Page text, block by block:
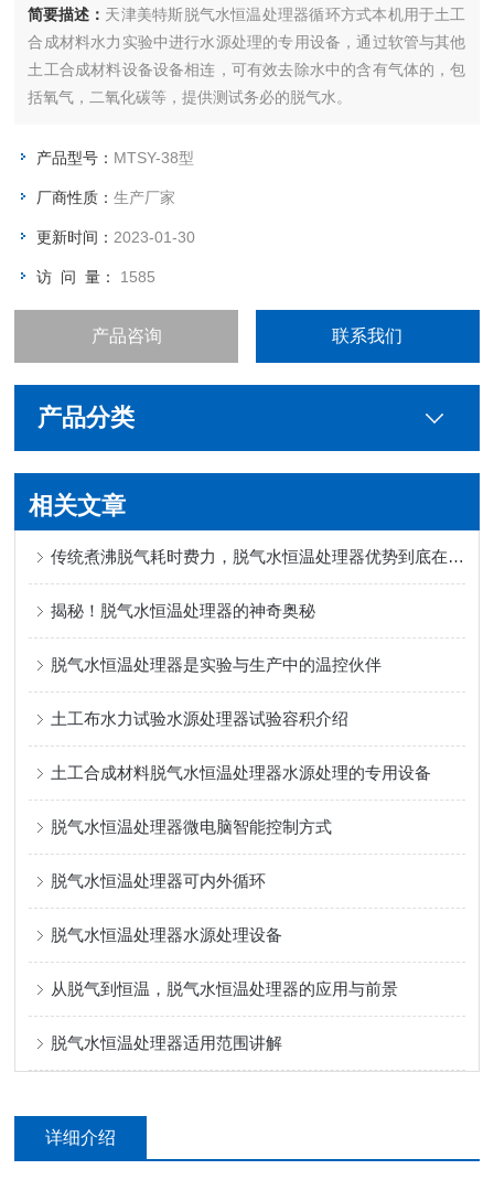
简要描述： 天津美特斯脱气水恒温处理器循环方式本机用于土工
合成材料水力实验中进行水源处理的专用设备，通过软管与其他
土工合成材料设备设备相连，可有效去除水中的含有气体的，包
括氧气，二氧化碳等，提供测试务必的脱气水。
产品型号： MTSY-38型
厂商性质：生产厂家
更新时间： 2023-01-30
访 问 量： 1585
产品咨询 联系我们
产品分类
相关文章
传统煮沸脱气耗时费力，脱气水恒温处理器优势到底在哪？
揭秘！脱气水恒温处理器的神奇奥秘
脱气水恒温处理器是实验与生产中的温控伙伴
土工布水力试验水源处理器试验容积介绍
土工合成材料脱气水恒温处理器水源处理的专用设备
脱气水恒温处理器微电脑智能控制方式
脱气水恒温处理器可内外循环
脱气水恒温处理器水源处理设备
从脱气到恒温，脱气水恒温处理器的应用与前景
脱气水恒温处理器适用范围讲解
详细介绍